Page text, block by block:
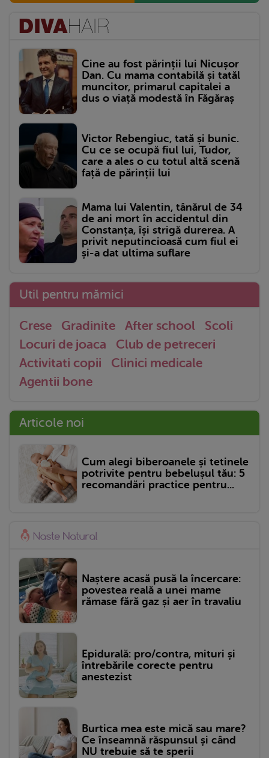
Cine au fost părinții lui Nicușor
Dan. Cu mama contabilă și tatăl
muncitor, primarul capitalei a
dus o viață modestă în Făgăraș
Victor Rebengiuc, tată și bunic.
Cu ce se ocupă fiul lui, Tudor,
care a ales o cu totul altă scenă
față de părinții lui
Mama lui Valentin, tânărul de 34
de ani mort în accidentul din
Constanța, își strigă durerea. A
privit neputincioasă cum fiul ei
și-a dat ultima suflare
Util pentru mămici
Crese Gradinite After school
Scoli
Locuri de joaca
Club de petreceri
Activitati copii
Clinici medicale
Agentii bone
Articole noi
Cum alegi biberoanele și tetinele
potrivite pentru bebelușul tău: 5
recomandări practice pentru...
Naștere acasă pusă la încercare:
povestea reală a unei mame
rămase fără gaz și aer în travaliu
Epidurală: pro/contra, mituri și
întrebările corecte pentru
anestezist
Burtica mea este mică sau mare?
Ce înseamnă răspunsul și când
NU trebuie să te sperii